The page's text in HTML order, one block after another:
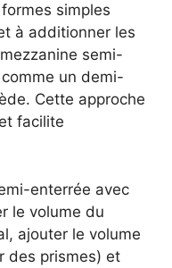
simples
à additionner les
semi-
un demi-
Cette approche
facilite
enterrée avec
le volume du
ajouter le volume
des prismes) et